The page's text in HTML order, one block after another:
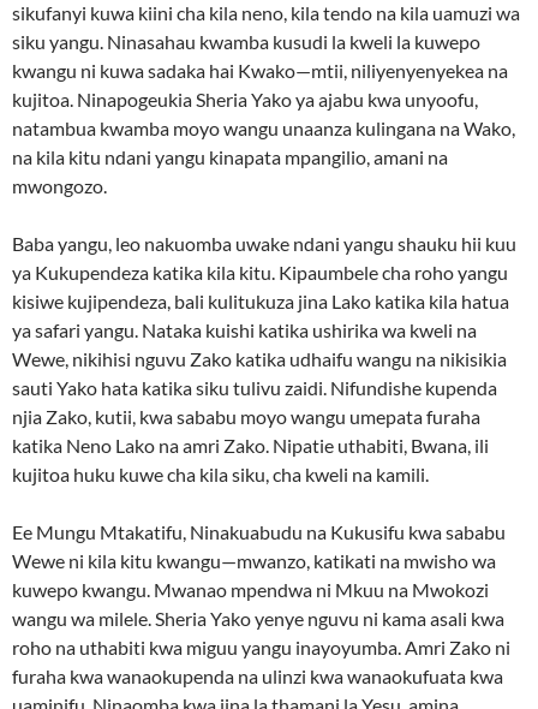
sikufanyi kuwa kiini cha kila neno, kila tendo na kila uamuzi wa
siku yangu. Ninasahau kwamba kusudi la kweli la kuwepo
kwangu ni kuwa sadaka hai Kwako—mtii, niliyenyenyekea na
kujitoa. Ninapogeukia Sheria Yako ya ajabu kwa unyoofu,
natambua kwamba moyo wangu unaanza kulingana na Wako,
na kila kitu ndani yangu kinapata mpangilio, amani na
mwongozo.
Baba yangu, leo nakuomba uwake ndani yangu shauku hii kuu
ya Kukupendeza katika kila kitu. Kipaumbele cha roho yangu
kisiwe kujipendeza, bali kulitukuza jina Lako katika kila hatua
ya safari yangu. Nataka kuishi katika ushirika wa kweli na
Wewe, nikihisi nguvu Zako katika udhaifu wangu na nikisikia
sauti Yako hata katika siku tulivu zaidi. Nifundishe kupenda
njia Zako, kutii, kwa sababu moyo wangu umepata furaha
katika Neno Lako na amri Zako. Nipatie uthabiti, Bwana, ili
kujitoa huku kuwe cha kila siku, cha kweli na kamili.
Ee Mungu Mtakatifu, Ninakuabudu na Kukusifu kwa sababu
Wewe ni kila kitu kwangu—mwanzo, katikati na mwisho wa
kuwepo kwangu. Mwanao mpendwa ni Mkuu na Mwokozi
wangu wa milele. Sheria Yako yenye nguvu ni kama asali kwa
roho na uthabiti kwa miguu yangu inayoyumba. Amri Zako ni
furaha kwa wanaokupenda na ulinzi kwa wanaokufuata kwa